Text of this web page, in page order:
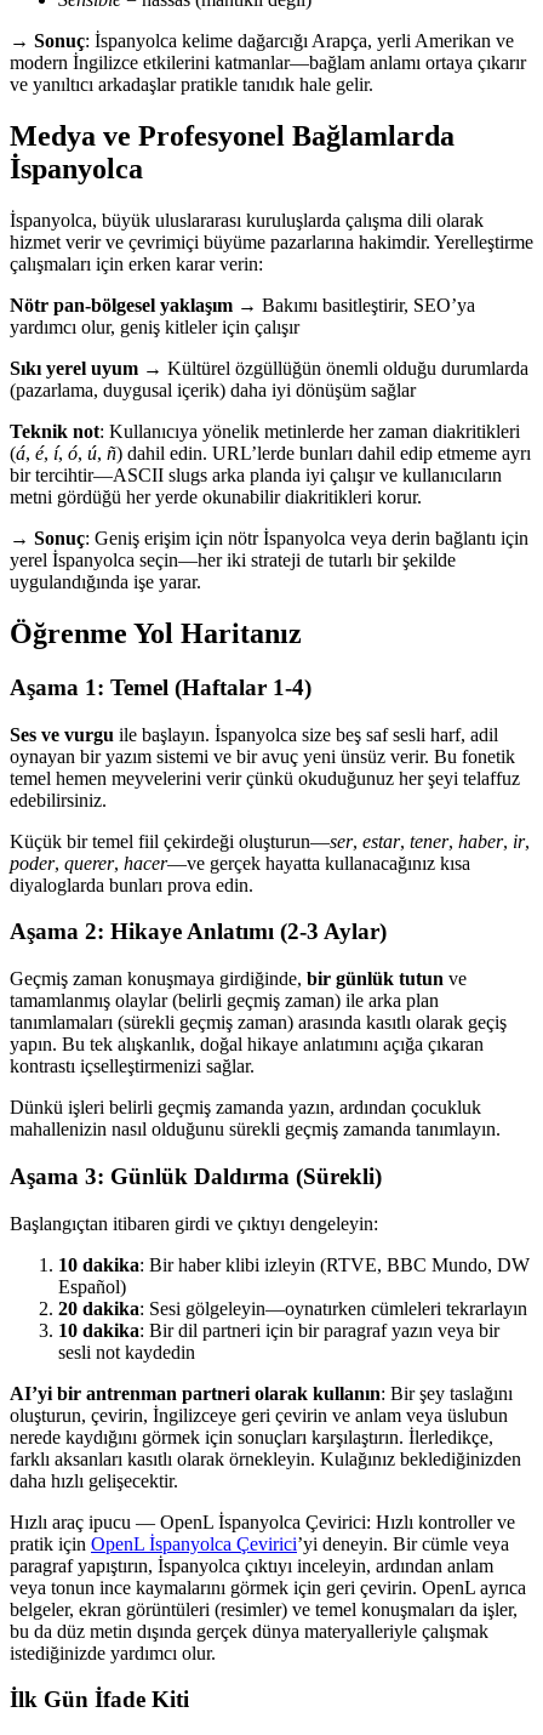
→ Sonuç: İspanyolca kelime dağarcığı Arapça, yerli Amerikan ve
modern İngilizce etkilerini katmanlar—bağlam anlamı ortaya çıkarır
ve yanıltıcı arkadaşlar pratikle tanıdık hale gelir.
Medya ve Profesyonel Bağlamlarda
İspanyolca
İspanyolca, büyük uluslararası kuruluşlarda çalışma dili olarak
hizmet verir ve çevrimiçi büyüme pazarlarına hakimdir. Yerelleştirme
çalışmaları için erken karar verin:
Nötr pan-bölgesel yaklaşım → Bakımı basitleştirir, SEO’ya
yardımcı olur, geniş kitleler için çalışır
Sıkı yerel uyum → Kültürel özgüllüğün önemli olduğu durumlarda
(pazarlama, duygusal içerik) daha iyi dönüşüm sağlar
Teknik not: Kullanıcıya yönelik metinlerde her zaman diakritikleri
(á, é, í, ó, ú, ñ) dahil edin. URL’lerde bunları dahil edip etmeme ayrı
bir tercihtir—ASCII slugs arka planda iyi çalışır ve kullanıcıların
metni gördüğü her yerde okunabilir diakritikleri korur.
→ Sonuç: Geniş erişim için nötr İspanyolca veya derin bağlantı için
yerel İspanyolca seçin—her iki strateji de tutarlı bir şekilde
uygulandığında işe yarar.
Öğrenme Yol Haritanız
Aşama 1: Temel (Haftalar 1-4)
Ses ve vurgu ile başlayın. İspanyolca size beş saf sesli harf, adil
oynayan bir yazım sistemi ve bir avuç yeni ünsüz verir. Bu fonetik
temel hemen meyvelerini verir çünkü okuduğunuz her şeyi telaffuz
edebilirsiniz.
Küçük bir temel fiil çekirdeği oluşturun—ser, estar, tener, haber, ir,
poder, querer, hacer—ve gerçek hayatta kullanacağınız kısa
diyaloglarda bunları prova edin.
Aşama 2: Hikaye Anlatımı (2-3 Aylar)
Geçmiş zaman konuşmaya girdiğinde, bir günlük tutun ve
tamamlanmış olaylar (belirli geçmiş zaman) ile arka plan
tanımlamaları (sürekli geçmiş zaman) arasında kasıtlı olarak geçiş
yapın. Bu tek alışkanlık, doğal hikaye anlatımını açığa çıkaran
kontrastı içselleştirmenizi sağlar.
Dünkü işleri belirli geçmiş zamanda yazın, ardından çocukluk
mahallenizin nasıl olduğunu sürekli geçmiş zamanda tanımlayın.
Aşama 3: Günlük Daldırma (Sürekli)
Başlangıçtan itibaren girdi ve çıktıyı dengeleyin:
10 dakika: Bir haber klibi izleyin (RTVE, BBC Mundo, DW
Español)
20 dakika: Sesi gölgeleyin—oynatırken cümleleri tekrarlayın
10 dakika: Bir dil partneri için bir paragraf yazın veya bir
sesli not kaydedin
AI’yi bir antrenman partneri olarak kullanın: Bir şey taslağını
oluşturun, çevirin, İngilizceye geri çevirin ve anlam veya üslubun
nerede kaydığını görmek için sonuçları karşılaştırın. İlerledikçe,
farklı aksanları kasıtlı olarak örnekleyin. Kulağınız beklediğinizden
daha hızlı gelişecektir.
Hızlı araç ipucu — OpenL İspanyolca Çevirici: Hızlı kontroller ve
pratik için OpenL İspanyolca Çevirici’yi deneyin. Bir cümle veya
paragraf yapıştırın, İspanyolca çıktıyı inceleyin, ardından anlam
veya tonun ince kaymalarını görmek için geri çevirin. OpenL ayrıca
belgeler, ekran görüntüleri (resimler) ve temel konuşmaları da işler,
bu da düz metin dışında gerçek dünya materyalleriyle çalışmak
istediğinizde yardımcı olur.
İlk Gün İfade Kiti